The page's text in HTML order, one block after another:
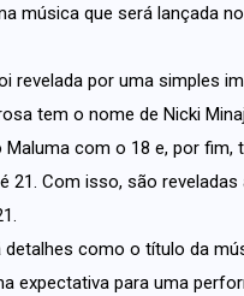
música que será lançada
revelada por uma simples
tem o nome de Nicki
Maluma com o 18 e, por fim,
21. Com isso, são
detalhes como o título da
expectativa para uma